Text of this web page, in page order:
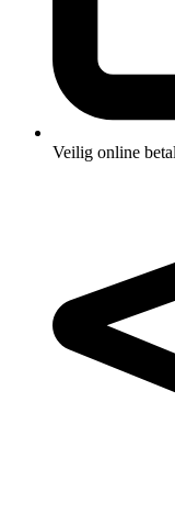
Veilig online